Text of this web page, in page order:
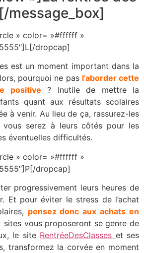
message_box]
» color= »#ffffff »
dropcap]
est un moment important dans la
pourquoi ne pas l’aborder cette
positive ? Inutile de mettre la
quant aux résultats scolaires
à venir. Au lieu de ça, rassurez-les
serez à leurs côtés pour les
éventuelles difficultés.
» color= »#ffffff »
dropcap]
progressivement leurs heures de
Et pour éviter le stress de l’achat
pensez donc aux achats en
sites vous proposeront se genre de
le site RentréeDesClasses et ses
transformez la corvée en moment